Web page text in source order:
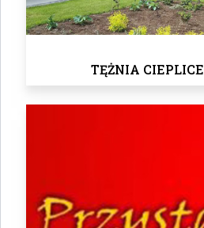
TĘŻNIA CIEPLICE